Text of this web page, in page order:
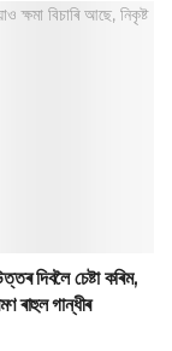
দিবলৈ চেষ্টা কৰিম,
ৰাহুল গান্ধীৰ